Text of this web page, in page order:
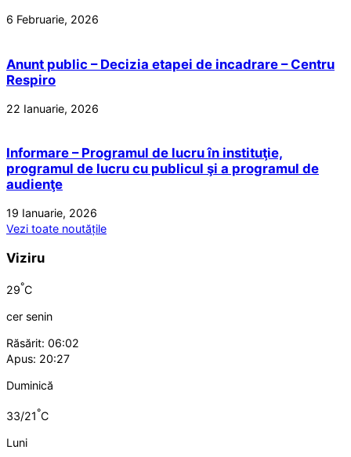
6 Februarie, 2026
Anunt public – Decizia etapei de incadrare – Centru
Respiro
22 Ianuarie, 2026
Informare – Programul de lucru în instituţie,
programul de lucru cu publicul şi a programul de
audienţe
19 Ianuarie, 2026
Vezi toate noutățile
Viziru
29°C
cer senin
Răsărit: 06:02
Apus: 20:27
Duminică
33/21°C
Luni